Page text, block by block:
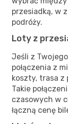
przesiadką, w
podróży.
Loty z
Jeśli z
połączenia z
koszty, trasa z
Takie
czasowych w
łączną cenę